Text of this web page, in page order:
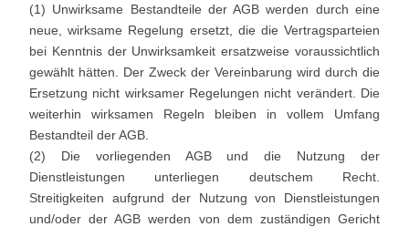
(1) Unwirksame Bestandteile der AGB werden durch eine
neue, wirksame Regelung ersetzt, die die Vertragsparteien
bei Kenntnis der Unwirksamkeit ersatzweise voraussichtlich
gewählt hätten. Der Zweck der Vereinbarung wird durch die
Ersetzung nicht wirksamer Regelungen nicht verändert. Die
weiterhin wirksamen Regeln bleiben in vollem Umfang
Bestandteil der AGB.
(2) Die vorliegenden AGB und die Nutzung der
Dienstleistungen unterliegen deutschem Recht.
Streitigkeiten aufgrund der Nutzung von Dienstleistungen
und/oder der AGB werden von dem zuständigen Gericht